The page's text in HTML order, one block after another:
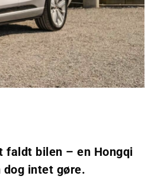
faldt bilen – en Hongqi
dog intet gøre.